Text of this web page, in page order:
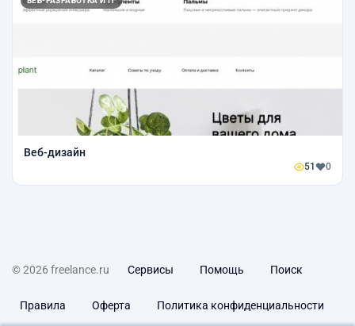
Веб-дизайн
51 0
© 2026 freelance.ru Сервисы Помощь Поиск
Правила Оферта Политика конфиденциальности